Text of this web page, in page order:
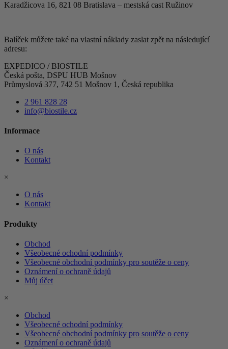
Karadžicova 16, 821 08 Bratislava – mestská cast Ružinov
Balíček můžete také na vlastní náklady zaslat zpět na následující
adresu:
EXPEDICO / BIOSTILE
Česká pošta, DSPU HUB Mošnov
Průmyslová 377, 742 51 Mošnov 1, Česká republika
2 961 828 28
info@biostile.cz
Informace
O nás
Kontakt
×
O nás
Kontakt
Produkty
Obchod
Všeobecné ochodní podmínky
Všeobecné obchodní podmínky pro soutěže o ceny
Oznámení o ochraně údajů
Můj účet
×
Obchod
Všeobecné ochodní podmínky
Všeobecné obchodní podmínky pro soutěže o ceny
Oznámení o ochraně údajů